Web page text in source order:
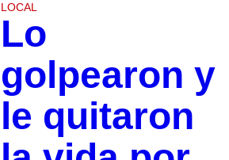
LOCAL
Lo
golpearon y
le quitaron